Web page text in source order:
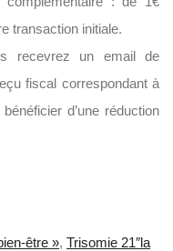
transaction initiale.
recevrez un email de
fiscal correspondant à
d’une réduction
être », Trisomie 21″la